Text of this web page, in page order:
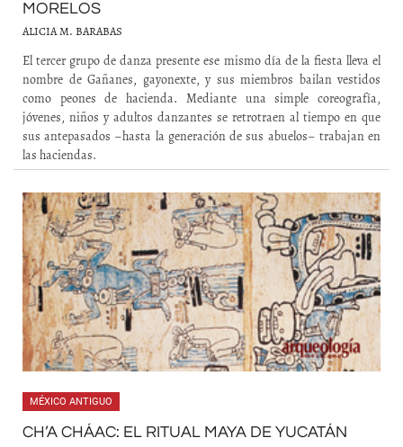
MORELOS
ALICIA M. BARABAS
El tercer grupo de danza presente ese mismo día de la fiesta lleva el
nombre de Gañanes, gayonexte, y sus miembros bailan vestidos
como peones de hacienda. Mediante una simple coreografía,
jóvenes, niños y adultos danzantes se retrotraen al tiempo en que
sus antepasados –hasta la generación de sus abuelos– trabajan en
las haciendas.
MÉXICO ANTIGUO
CH’A CHÁAC: EL RITUAL MAYA DE YUCATÁN